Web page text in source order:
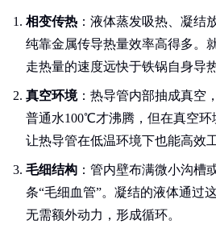
相变传热 ：液体蒸发吸热、凝结
纯靠金属传导热量效率高得多。
走热量的速度远快于铁锅自身导热
真空环境：热导管内部抽成真空
普通水100℃才沸腾，但在真空环
让热导管在低温环境下也能高效工
毛细结构 ：管内壁布满微小沟槽
条“毛细血管”。凝结的液体通过
无需额外动力，形成循环。